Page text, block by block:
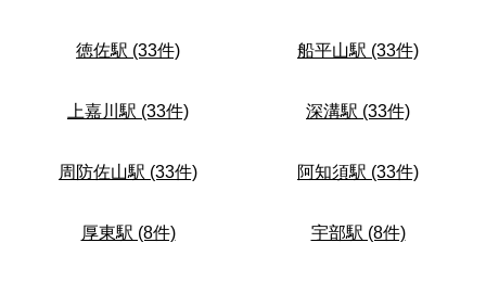
徳佐駅 (33件) 船平山駅 (33件)
上嘉川駅 (33件) 深溝駅 (33件)
周防佐山駅 (33件) 阿知須駅 (33件)
厚東駅 (8件) 宇部駅 (8件)